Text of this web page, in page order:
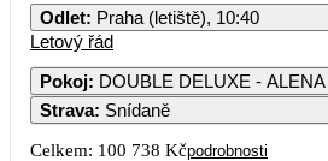
3
Odlet: Praha (letiště), 10:40
Letový řád
Pokoj: DOUBLE DELUXE -
Strava: Snídaně
Celkem: 100 738 Kčpodrobnosti